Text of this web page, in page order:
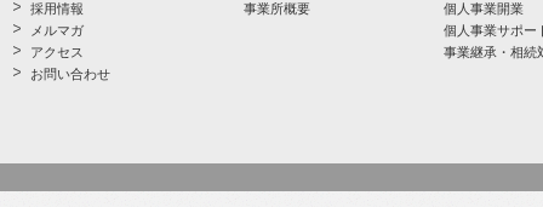
採用情報
メルマガ
アクセス
お問い合わせ
事業所概要
個人事業開業
個人事業サポー
事業継承・相続